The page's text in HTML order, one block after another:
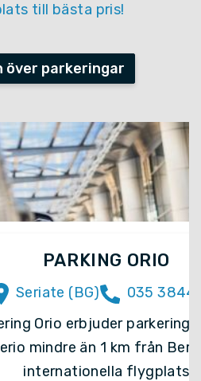
till bästa pris!
över parkeringar
PARKING ORIO
(BG)
035 3844411
Orio erbjuder parkering för
mindre än 1 km från
internationella flygplats